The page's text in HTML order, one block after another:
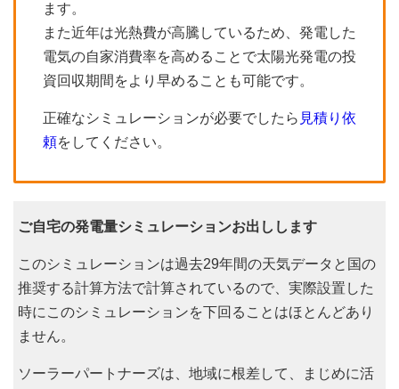
ます。
また近年は光熱費が高騰しているため、発電した
電気の自家消費率を高めることで太陽光発電の投
資回収期間をより早めることも可能です。
正確なシミュレーションが必要でしたら 見積り依
頼をしてください。
ご自宅の発電量シミュレーションお出しします
このシミュレーションは過去29年間の天気データと国の
推奨する計算方法で計算されているので、実際設置した
時にこのシミュレーションを下回ることはほとんどあり
ません。
ソーラーパートナーズは、地域に根差して、まじめに活